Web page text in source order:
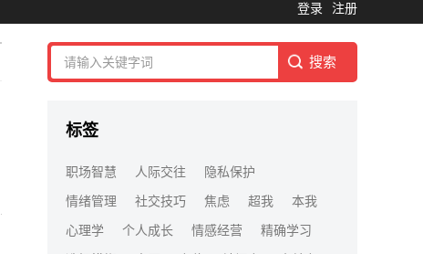
登录 注册
标签
职场智慧 人际交往
隐私保护
情绪管理
社交技巧 焦虑 超我
本我
心理学
个人成长 情感经营
精确学习